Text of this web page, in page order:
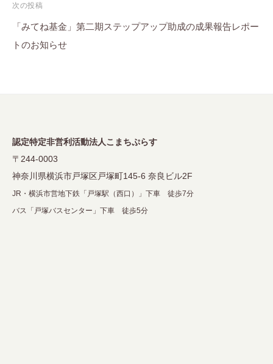
ー
次の投稿
「みてね基金」第二期ステップアップ助成の成果報告レポー
トのお知らせ
認定特定非営利活動法人こまちぷらす
〒244-0003
神奈川県横浜市戸塚区戸塚町145-6 奈良ビル2F
JR・横浜市営地下鉄「戸塚駅（西口）」下車 徒歩7分
バス「戸塚バスセンター」下車 徒歩5分